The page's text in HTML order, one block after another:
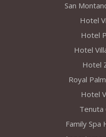
San
Hotel
Hotel
Hotel
Hotel
Royal
Hotel
Tenuta
Family Spa